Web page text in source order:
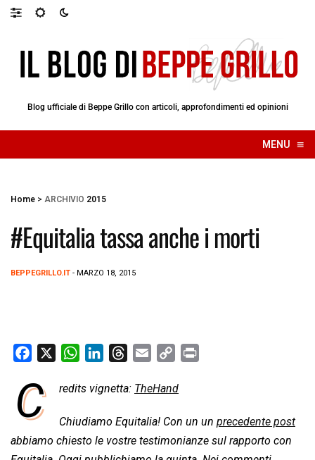
Blog ufficiale di Beppe Grillo con articoli, approfondimenti ed opinioni
MENU ≡
☰
Home > ARCHIVIO 2015
#Equitalia tassa anche i morti
BEPPEGRILLO.IT - MARZO 18, 2015
c
e
o
W
a
s
A
n
e
d
r
a
d
a
l
p
L
i
t
C redits vignetta: TheHand
Chiudiamo Equitalia! Con un un precedente post
abbiamo chiesto le vostre testimonianze sul rapporto con